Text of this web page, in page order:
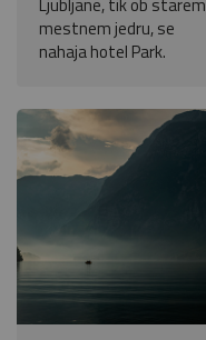
Ljubljane, tik ob starem
mestnem jedru, se
nahaja hotel Park.